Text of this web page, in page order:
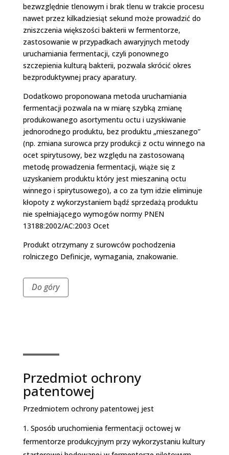
bezwzględnie tlenowym i brak tlenu w trakcie procesu
nawet przez kilkadziesiąt sekund może prowadzić do
zniszczenia większości bakterii w fermentorze,
zastosowanie w przypadkach awaryjnych metody
uruchamiania fermentacji, czyli ponownego
szczepienia kulturą bakterii, pozwala skrócić okres
bezproduktywnej pracy aparatury.
Dodatkowo proponowana metoda uruchamiania
fermentacji pozwala na w miarę szybką zmianę
produkowanego asortymentu octu i uzyskiwanie
jednorodnego produktu, bez produktu „mieszanego”
(np. zmiana surowca przy produkcji z octu winnego na
ocet spirytusowy, bez względu na zastosowaną
metodę prowadzenia fermentacji, wiąże się z
uzyskaniem produktu który jest mieszaniną octu
winnego i spirytusowego), a co za tym idzie eliminuje
kłopoty z wykorzystaniem bądź sprzedażą produktu
nie spełniającego wymogów normy PN­EN
13188:2002/AC:2003 Ocet
Produkt otrzymany z surowców pochodzenia
rolniczego Definicje, wymagania, znakowanie.
Do góry
Przedmiot ochrony
patentowej
Przedmiotem ochrony patentowej jest
Sposób uruchomienia fermentacji octowej w
fermentorze produkcyjnym przy wykorzystaniu kultury